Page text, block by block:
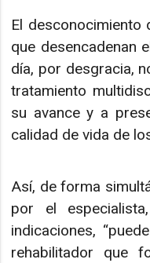
El desconocimiento
que desencadenan
día, por desgracia,
tratamiento
su avance y a
calidad de vida de
Así, de forma
por el
indicaciones,
rehabilitador que